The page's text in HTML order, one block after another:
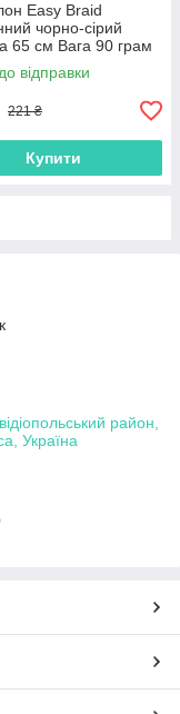
Easy Braid
чорно-сірий
65 см Вага 90 грам
100-
відправки
221 ₴
Купити
район,
Україна